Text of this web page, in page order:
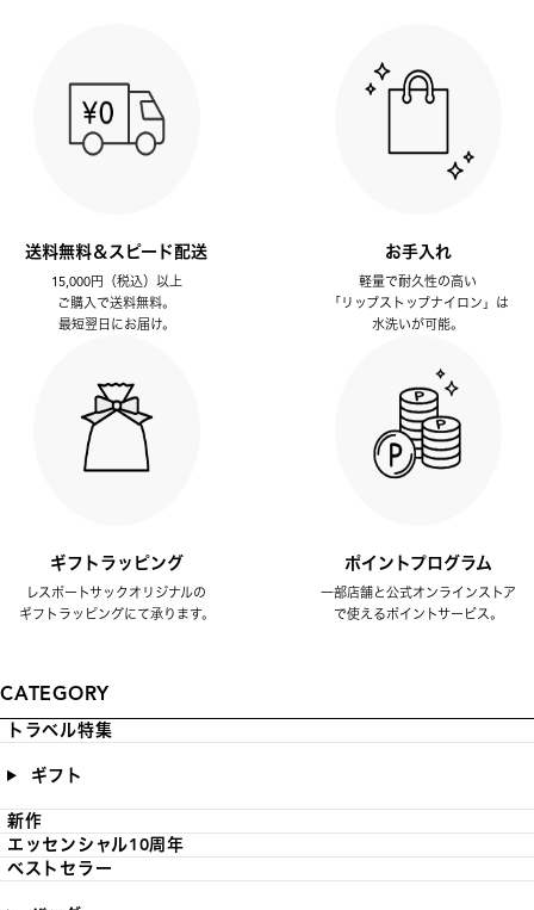
送料無料＆スピード配送
15,000円（税込）以上
ご購入で送料無料。
最短翌日にお届け。
お手入れ
軽量で耐久性の高い
「リップストップナイロン」は
水洗いが可能。
ギフトラッピング
レスポートサックオリジナルの
ギフトラッピングにて承ります。
ポイントプログラム
一部店舗と公式オンラインストア
で使えるポイントサービス。
CATEGORY
トラベル特集
ギフト
新作
エッセンシャル10周年
ベストセラー